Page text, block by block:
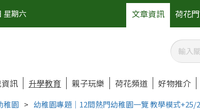
星期六 文章資訊 荷花
訊 升學教育 親子玩樂 荷花頻道 好物推介
稚園 > 幼稚園專題｜12間熱門幼稚園一覽 教學模式+25/